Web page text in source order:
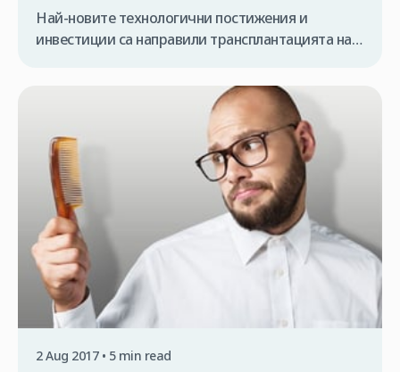
Най-новите технологични постижения и
инвестиции са направили трансплантацията на
космени импланти се е увеличило
забележително през последните години.
Оценките на разходите и сравненията онлайн
обаче затрудняват получаването на ясен поглед
върху цените в целия свят. Защо
трансплантация на коса струва толкова ? Цената
на трансплантациите на коса обикновено […]
2 Aug 2017 • 5 min read